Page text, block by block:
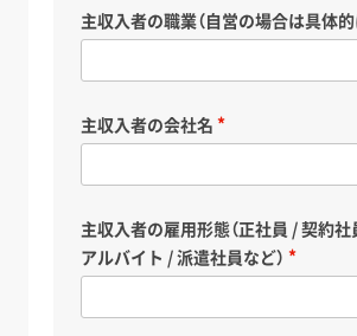
主収入者の職業（自営の場合は具体的
主収入者の会社名
主収入者の雇用形態（正社員 / 契約社
アルバイト / 派遣社員など）